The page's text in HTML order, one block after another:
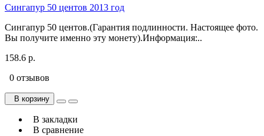
Сингапур 50 центов 2013 год
Сингапур 50 центов.(Гарантия подлинности. Настоящее фото.
Вы получите именно эту монету).Информация:..
158.6 р.
0 отзывов
В корзину
В закладки
В сравнение